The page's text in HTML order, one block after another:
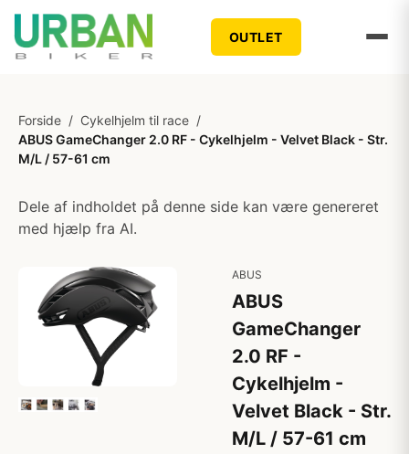
OUTLET
Forside / Cykelhjelm til race /
ABUS GameChanger 2.0 RF - Cykelhjelm - Velvet Black - Str.
M/L / 57-61 cm
Dele af indholdet på denne side kan være genereret
med hjælp fra AI.
ABUS
ABUS
GameChanger
2.0 RF -
Cykelhjelm -
Velvet Black - Str.
M/L / 57-61 cm